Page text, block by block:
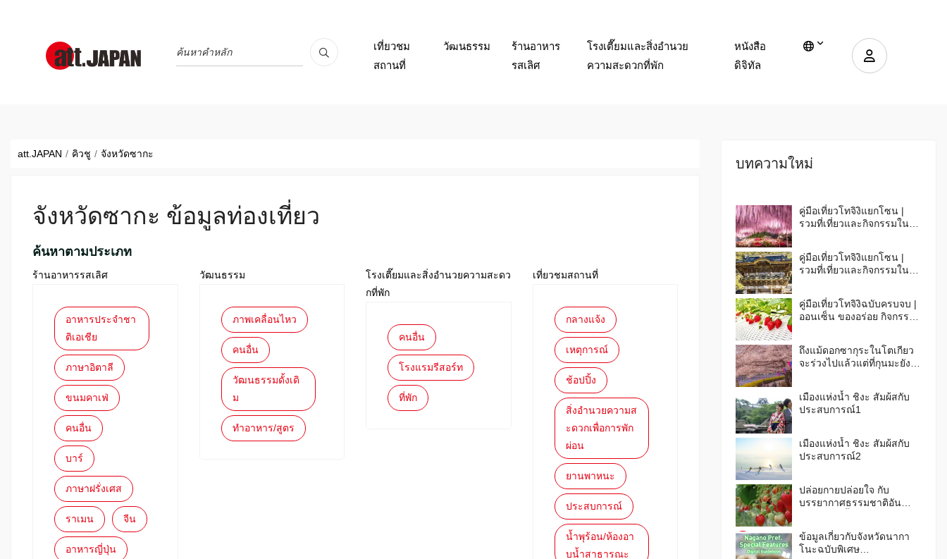
เที่ยวชม
สถานที่
วัฒนธรรม
ร้านอาหาร
รสเลิศ
โรงเตี๊ยมและสิ่งอำนวย
ความสะดวกที่พัก
หนังสือ
ดิจิทัล
att.JAPAN คิวชู จังหวัดซากะ
จังหวัดซากะ ข้อมูลท่องเที่ยว
ค้นหาตามประเภท
ร้านอาหารรสเลิศ
อาหารประจำชา
ติเอเชีย
ภาษาอิตาลี
ขนมคาเฟ่
คนอื่น
บาร์
ภาษาฝรั่งเศส
ราเมน จีน
อาหารญี่ปุ่น
วัฒนธรรม
ภาพเคลื่อนไหว
คนอื่น
วัฒนธรรมดั้งเดิ
ม
ทำอาหาร/สูตร
โรงเตี๊ยมและสิ่งอำนวยความสะดว
กที่พัก
คนอื่น
โรงแรมรีสอร์ท
ที่พัก
เที่ยวชมสถานที่
กลางแจ้ง
เหตุการณ์
ช้อปปิ้ง
สิ่งอำนวยความส
ะดวกเพื่อการพัก
ผ่อน
ยานพาหนะ
ประสบการณ์
น้ำพุร้อน/ห้องอา
บน้ำสาธารณะ
บทความใหม่
คู่มือเที่ยวโทจิงิแยกโซน |
รวมที่เที่ยวและกิจกรรมในโท
คู่มือเที่ยวโทจิงิแยกโซน |
รวมที่เที่ยวและกิจกรรมในนิก
คู่มือเที่ยวโทจิงิฉบับครบจบ |
ออนเซ็น ของอร่อย กิจกรรม
ถึงแม้ดอกซากุระในโตเกียว
จะร่วงไปแล้วแต่ที่กุนมะยังมี
ซากุระชื่อดัง 6 แห่งใน
จังหวัดกุนมะ ใกล้กับโตเกียว
เมืองแห่งน้ำ ชิงะ สัมผ้สกับ
ประสบการณ์1
เมืองแห่งน้ำ ชิงะ สัมผ้สกับ
ประสบการณ์2
ปล่อยกายปล่อยใจ กับ
บรรยากาศธรรมชาติอัน
จังหวัดฟุกุชิมะ เมืองแห่งผล
ไม้กันเถอะ！
ข้อมูลเกี่ยวกับจังหวัดนากา
โนะฉบับพิเศษ